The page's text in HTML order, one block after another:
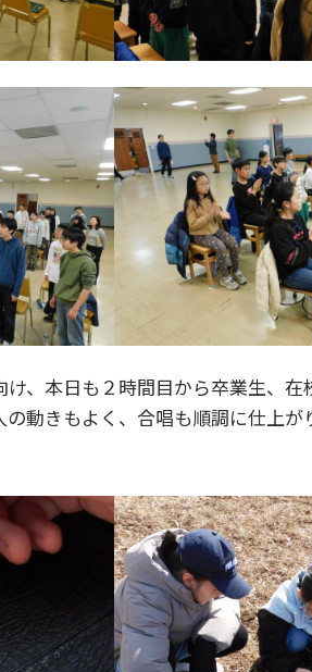
け、本日も２時間目から卒業生、
動きもよく、合唱も順調に仕上